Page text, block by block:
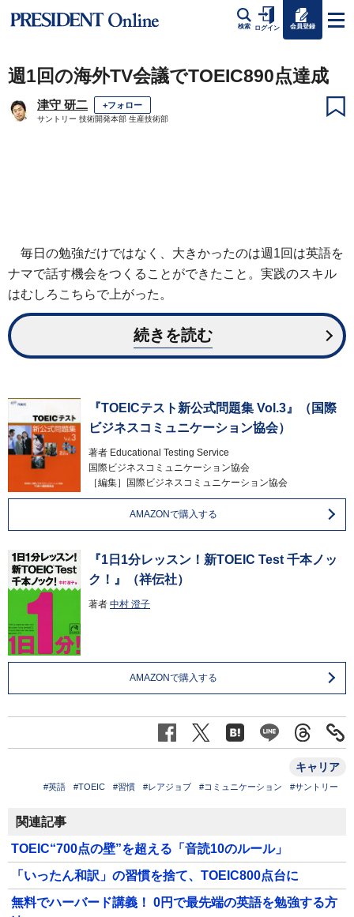
検索 ログイン 会員登録
週1回の海外TV会議でTOEIC890点達成
津守 研二 +フォロー
サントリー 技術開発本部 生産技術部
毎日の勉強だけではなく、大きかったのは週1回は英語を
ナマで話す機会をつくることができたこと。実践のスキル
はむしろこちらで上がった。
続きを読む
『TOEICテスト新公式問題集 Vol.3』（国際
ビジネスコミュニケーション協会）
著者 Educational Testing Service
国際ビジネスコミュニケーション協会
［編集］国際ビジネスコミュニケーション協会
AMAZONで購入する
『1日1分レッスン！新TOEIC Test 千本ノッ
ク！』（祥伝社）
著者 中村 澄子
AMAZONで購入する
キャリア
#英語 #TOEIC #習慣 #レアジョブ #コミュニケーション #サントリー
関連記事
TOEIC“700点の壁”を超える「音読10のルール」
「いったん和訳」の習慣を捨て、TOEIC800点台に
無料でハーバード講義！ 0円で最先端の英語を勉強する方